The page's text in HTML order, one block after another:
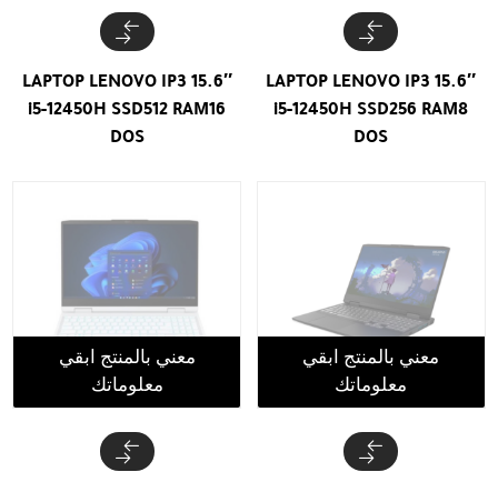
LAPTOP LENOVO IP3 15.6″
i5-12450H SSD256 RAM8
DOS
LAPTOP LENOVO IP3 15.6″
i5-12450H SSD512 RAM16
DOS
معني بالمنتج ابقي
معلوماتك
معني بالمنتج ابقي
معلوماتك